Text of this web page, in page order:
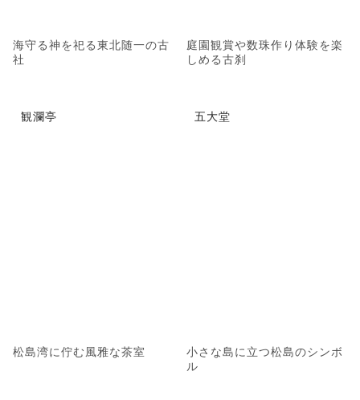
海守る神を祀る東北随一の古
社
庭園観賞や数珠作り体験を楽
しめる古刹
観瀾亭
松島湾に佇む風雅な茶室
五大堂
小さな島に立つ松島のシンボ
ル